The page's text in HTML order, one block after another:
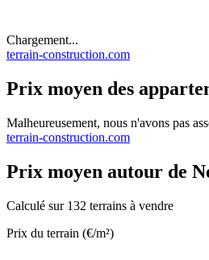
Chargement...
terrain-construction.com
Prix moyen des
Malheureusement, nous n'avons pas
terrain-construction.com
Prix moyen autour de
Calculé sur 132 terrains à vendre
Prix du terrain (€/m²)